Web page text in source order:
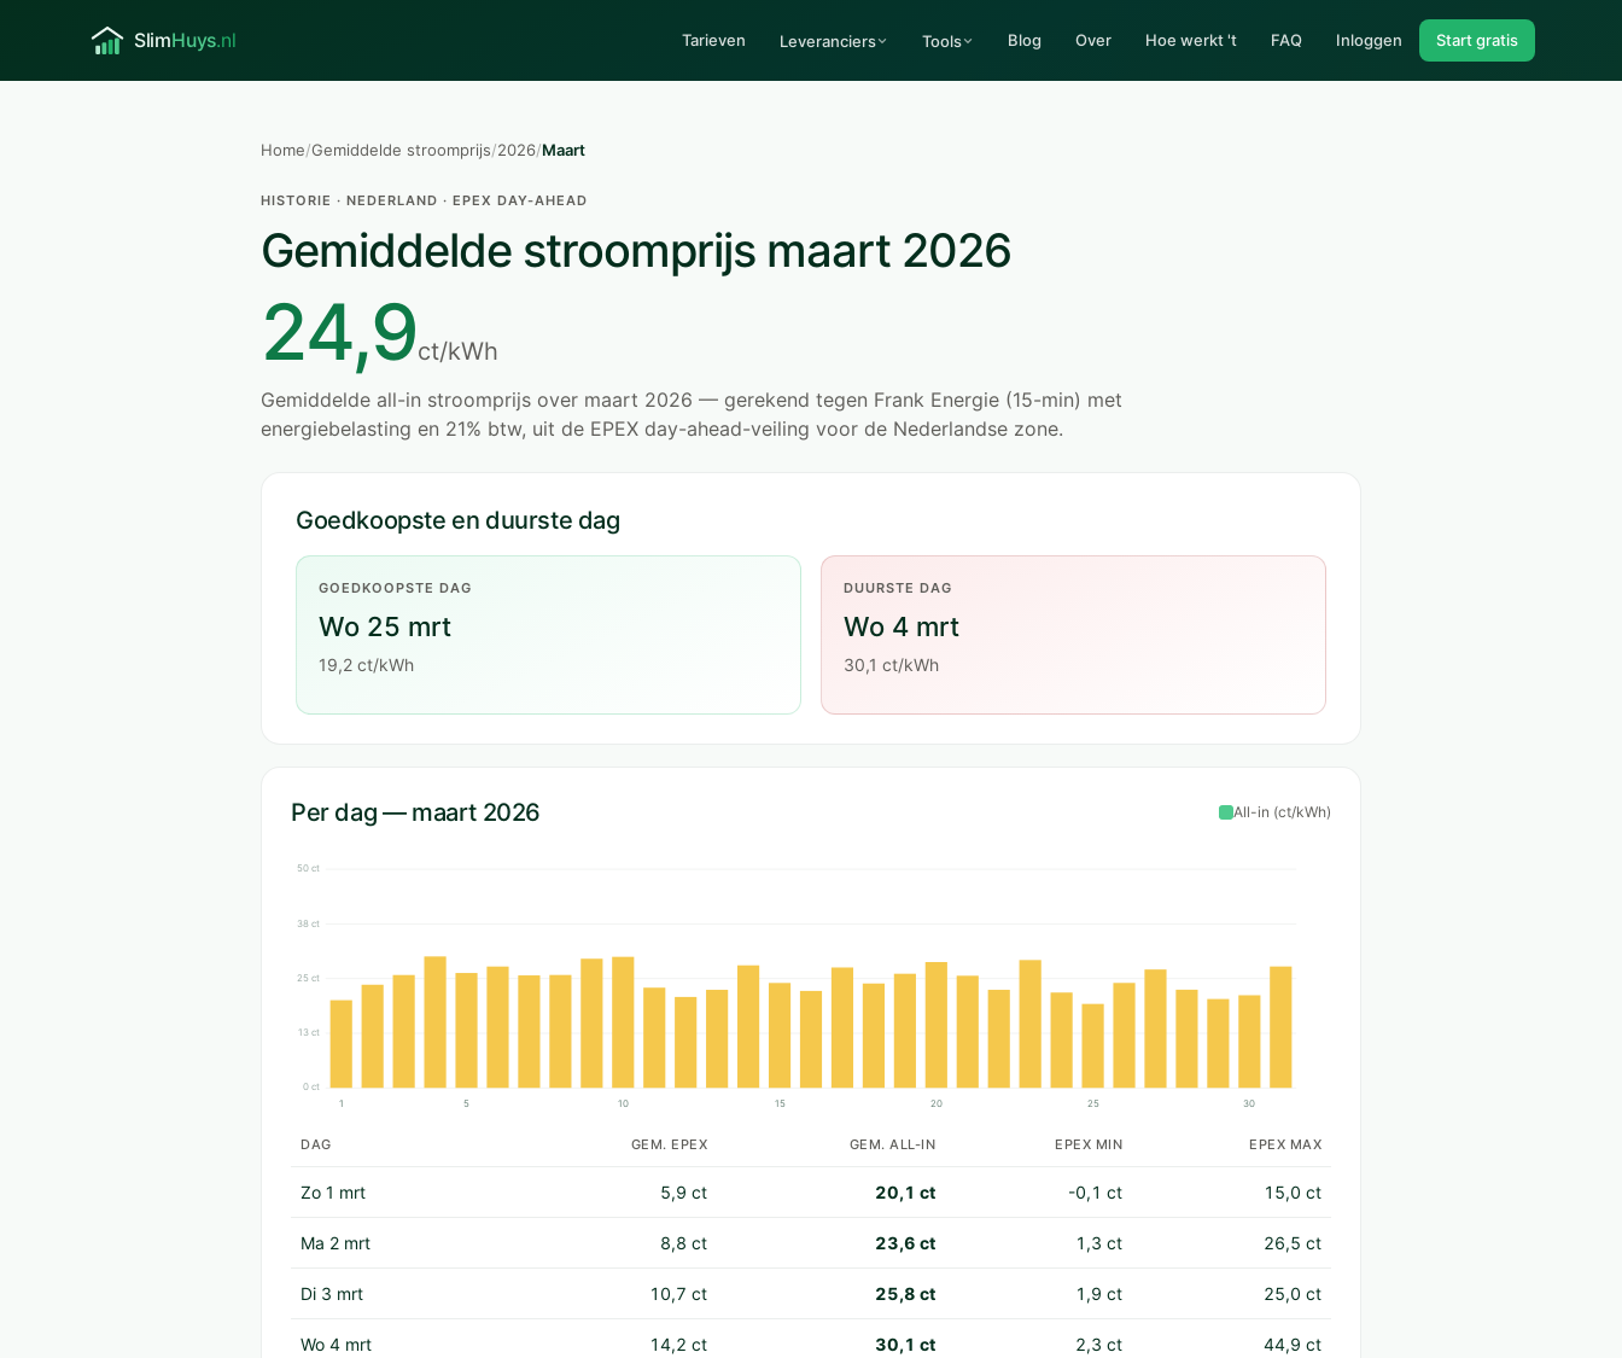
Tarieven Leveranciers Tools Blog Over Hoe werkt 't FAQ Inloggen Start gratis
Home/Gemiddelde stroomprijs/2026/Maart
HISTORIE · NEDERLAND · EPEX DAY-AHEAD
Gemiddelde stroomprijs maart 2026
24,9ct/kWh
Gemiddelde all-in stroomprijs over maart 2026 — gerekend tegen Frank Energie (15-min) met
energiebelasting en 21% btw, uit de EPEX day-ahead-veiling voor de Nederlandse zone.
Goedkoopste en duurste dag
GOEDKOOPSTE DAG
Wo 25 mrt
19,2 ct/kWh
DUURSTE DAG
Wo 4 mrt
30,1 ct/kWh
Per dag — maart 2026 All-in (ct/kWh)
50 ct
38 ct
25 ct
13 ct
0 ct
1
5 10 15 20 25 30
DAG GEM. EPEX GEM. ALL-IN EPEX MIN EPEX MAX
Zo 1 mrt 5,9 ct 20,1 ct -0,1 ct 15,0 ct
Ma 2 mrt 8,8 ct 23,6 ct 1,3 ct 26,5 ct
Di 3 mrt 10,7 ct 25,8 ct 1,9 ct 25,0 ct
Wo 4 mrt 14,2 ct 30,1 ct 2,3 ct 44,9 ct